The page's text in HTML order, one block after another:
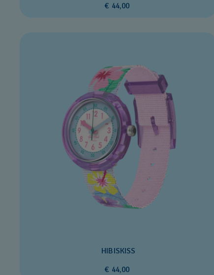
€ 44,00
HIBISKISS
€ 44,00